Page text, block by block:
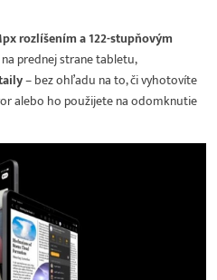
rozlíšením a 122-stupňovým
prednej strane tabletu,
– bez ohľadu na to, či vyhotovíte
alebo ho použijete na odomknutie